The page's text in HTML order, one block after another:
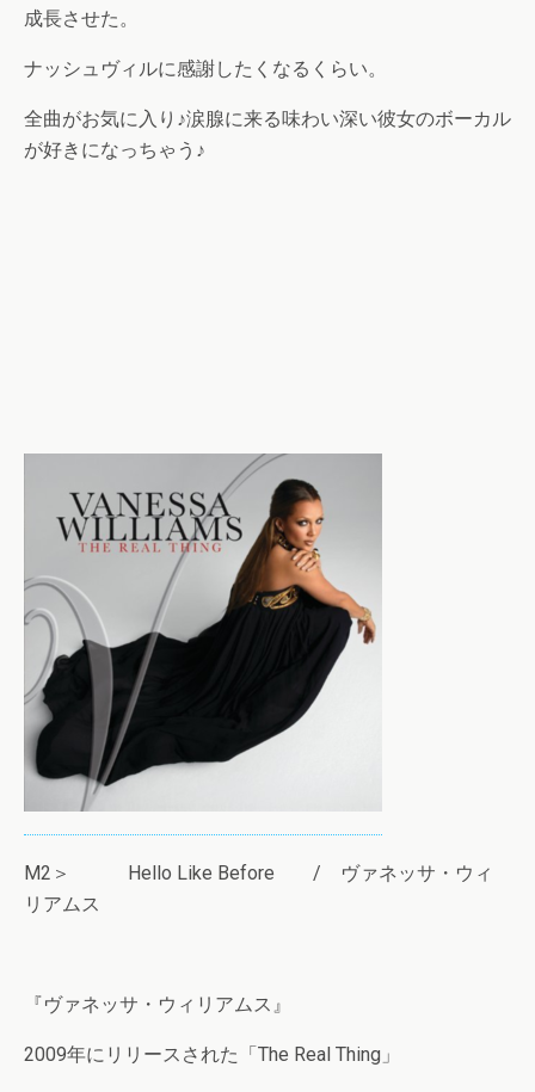
成長させた。
ナッシュヴィルに感謝したくなるくらい。
全曲がお気に入り♪涙腺に来る味わい深い彼女のボーカル
が好きになっちゃう♪
M2＞ Hello Like Before / ヴァネッサ・ウィ
リアムス
『ヴァネッサ・ウィリアムス』
2009年にリリースされた「The Real Thing」